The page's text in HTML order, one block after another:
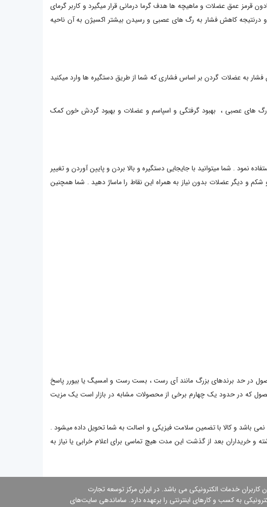
قرمز عمق عضلات و ماهیچه ها هدف گرما درمانی قرار میگیرد و کاربر گرمای
درنتیجه کاهش فشار به رگ های عصبی و رسیدن بیشتر اکسیژن به آن ناحیه
به عضلات گردن بر اساس فشاری که شما از طریق دستگیره ها وارد میکنید
رگ های عصبی ، بهبود گرفتگی و اسپاسم و عضلات و بهبود گردش خون کمک
نمود . شما میتوانید با جایجایی دستگیره و بالا بردن و پایین آوردن و تغییر
شکم و دیگر عضلات بدون نیاز به همراه این نقاط را ماساژ دهید . شما همچنین
در حد برندهای بزرگ مانند آی رست ، بست رست و امسیگ یا بیورر پاسخ
که در حدود یک چهارم برخی از محصولات مشابه در بازار است یک مزیت
باشد و کالا با تضمین سلامت فیزیکی و اصالت به شما تحویل داده میشود .
و خریداران بعد از گذشت این مدت هیچ تماسی برای اعلام خرابی یا نیاز به
كاربران خدمات الكترونیكی می باشد. در ایران مركز توسعه تجارت
به کسب و کارهای اینترنتی را برعهده دارد. ساماندهی سایت‌های